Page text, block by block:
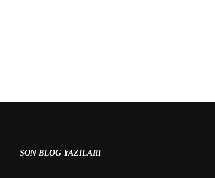
SON BLOG YAZILARI